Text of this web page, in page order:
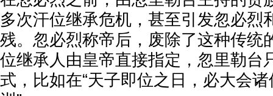
多次汗位继承危机，甚至引发忽必烈
残。忽必烈称帝后，废除了这种传统
位继承人由皇帝直接指定，忽里勒台
式，比如在“天子即位之日，必大会